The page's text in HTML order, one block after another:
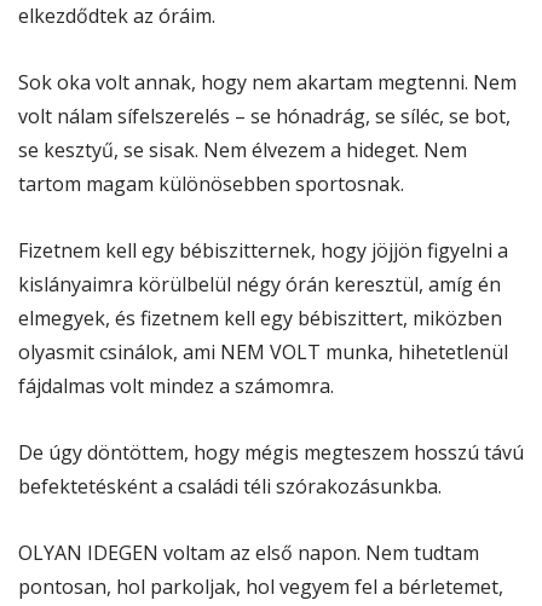
elkezdődtek az óráim.
Sok oka volt annak, hogy nem akartam megtenni. Nem
volt nálam sífelszerelés – se hónadrág, se síléc, se bot,
se kesztyű, se sisak. Nem élvezem a hideget. Nem
tartom magam különösebben sportosnak.
Fizetnem kell egy bébiszitternek, hogy jöjjön figyelni a
kislányaimra körülbelül négy órán keresztül, amíg én
elmegyek, és fizetnem kell egy bébiszittert, miközben
olyasmit csinálok, ami NEM VOLT munka, hihetetlenül
fájdalmas volt mindez a számomra.
De úgy döntöttem, hogy mégis megteszem hosszú távú
befektetésként a családi téli szórakozásunkba.
OLYAN IDEGEN voltam az első napon. Nem tudtam
pontosan, hol parkoljak, hol vegyem fel a bérletemet,